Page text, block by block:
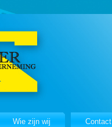
Wie zijn wij Contact